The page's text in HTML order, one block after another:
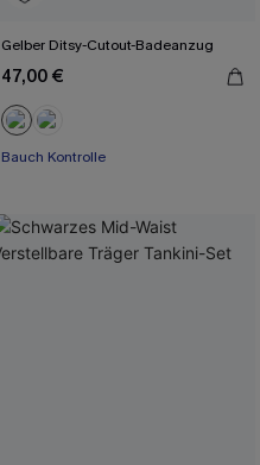
Gelber Ditsy-Cutout-Badeanzug
47,00 €
Bauch Kontrolle